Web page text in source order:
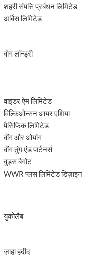
शहरी संपत्ति प्रबंधन लिमिटेड
अर्बिस लिमिटेड
वोग लॉन्ड्री
वाइडर ऐम लिमिटेड
विल्किओन्सन आयर एशिया
पैसिफिक लिमिटेड
वोंग और ओयांग
वोंग तुंग एंड पार्टनर्स
वुड्स बैगोट
WWR प्लस लिमिटेड डिज़ाइन
युकोलैब
ज़ाहा हदीद